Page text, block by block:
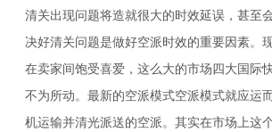
清关出现问题将造就很大的时效延误，甚至
决好清关问题是做好空派时效的重要因素。
在卖家间饱受喜爱，这么大的市场四大国际
不为所动。最新的空派模式空派模式就应
机运输并清光派送的空派。其实在市场上这